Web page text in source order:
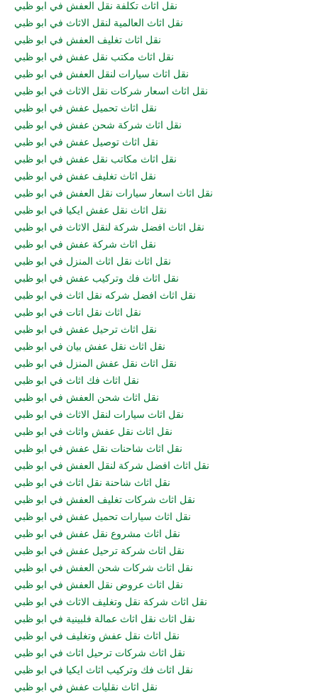
نقل اثاث تكلفة نقل العفش في ابو ظبي
نقل اثاث العالمية لنقل الاثاث في ابو ظبي
نقل اثاث تغليف العفش في ابو ظبي
نقل اثاث مكتب نقل عفش في ابو ظبي
نقل اثاث سيارات لنقل العفش في ابو ظبي
نقل اثاث اسعار شركات نقل الاثاث في ابو ظبي
نقل اثاث تحميل عفش في ابو ظبي
نقل اثاث شركة شحن عفش في ابو ظبي
نقل اثاث توصيل عفش في ابو ظبي
نقل اثاث مكاتب نقل عفش في ابو ظبي
نقل اثاث تغليف عفش في ابو ظبي
نقل اثاث اسعار سيارات نقل العفش في ابو ظبي
نقل اثاث نقل عفش ايكيا في ابو ظبي
نقل اثاث افضل شركة لنقل الاثاث في ابو ظبي
نقل اثاث شركة عفش في ابو ظبي
نقل اثاث نقل اثاث المنزل في ابو ظبي
نقل اثاث فك وتركيب عفش في ابو ظبي
نقل اثاث افضل شركه نقل اثاث في ابو ظبي
نقل اثاث نقل اتات في ابو ظبي
نقل اثاث ترحيل عفش في ابو ظبي
نقل اثاث نقل عفش بيان في ابو ظبي
نقل اثاث نقل عفش المنزل في ابو ظبي
نقل اثاث فك اثاث في ابو ظبي
نقل اثاث شحن العفش في ابو ظبي
نقل اثاث سيارات لنقل الاثاث في ابو ظبي
نقل اثاث نقل عفش واثاث في ابو ظبي
نقل اثاث شاحنات نقل عفش في ابو ظبي
نقل اثاث افضل شركة لنقل العفش في ابو ظبي
نقل اثاث شاحنة نقل اثاث في ابو ظبي
نقل اثاث شركات تغليف العفش في ابو ظبي
نقل اثاث سيارات تحميل عفش في ابو ظبي
نقل اثاث مشروع نقل عفش في ابو ظبي
نقل اثاث شركة ترحيل عفش في ابو ظبي
نقل اثاث شركات شحن العفش في ابو ظبي
نقل اثاث عروض نقل العفش في ابو ظبي
نقل اثاث شركة نقل وتغليف الاثاث في ابو ظبي
نقل اثاث نقل اثاث عمالة فلبينية في ابو ظبي
نقل اثاث نقل عفش وتغليف في ابو ظبي
نقل اثاث شركات ترحيل اثاث في ابو ظبي
نقل اثاث فك وتركيب اثاث ايكيا في ابو ظبي
نقل اثاث نقليات عفش في ابو ظبي